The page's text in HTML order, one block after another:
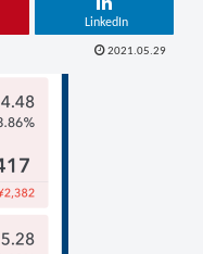
LinkedIn
2021.05.29